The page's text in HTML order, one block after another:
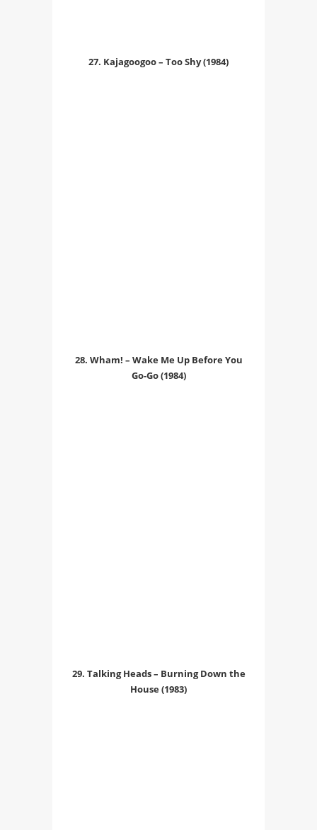
27. Kajagoogoo – Too Shy (1984)
28. Wham! – Wake Me Up Before You
Go-Go (1984)
29. Talking Heads – Burning Down the
House (1983)